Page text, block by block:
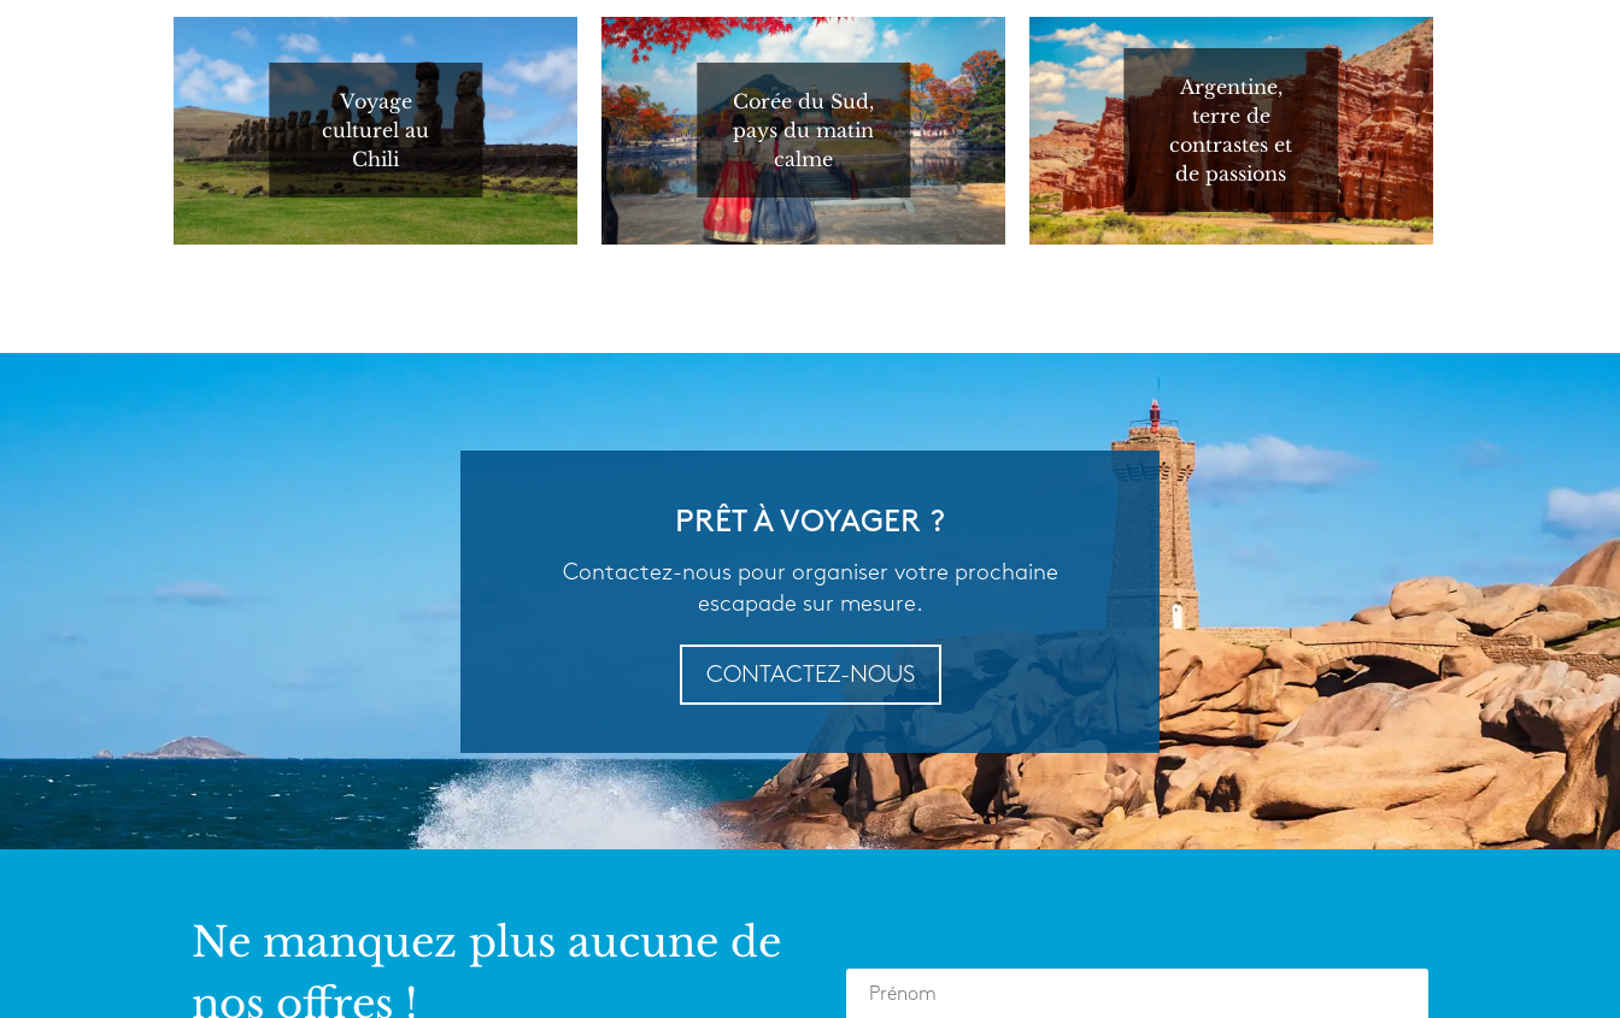
Voyage
culturel au
Chili
Corée du Sud,
pays du matin
calme
Argentine,
terre de
contrastes et
de passions
PRÊT À VOYAGER ?
Contactez-nous pour organiser votre prochaine
escapade sur mesure.
CONTACTEZ-NOUS
Ne manquez plus aucune de
nos offres !